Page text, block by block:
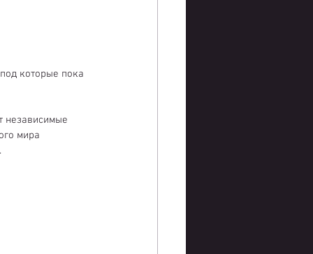
которые пока
независимые
мира